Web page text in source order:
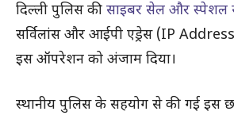
दिल्ली पुलिस की साइबर सेल और स्पेशल
सर्विलांस और आईपी एड्रेस (IP
इस ऑपरेशन को अंजाम दिया।
स्थानीय पुलिस के सहयोग से की गई इस